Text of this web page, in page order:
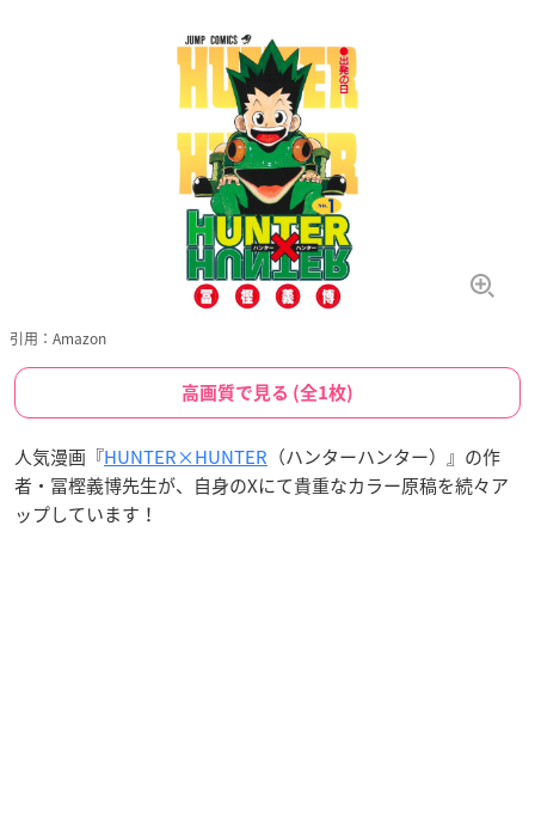
引用：Amazon
高画質で見る (全1枚)
人気漫画『HUNTER×HUNTER （ハンターハンター）』の作
者・冨樫義博先生が、自身のXにて貴重なカラー原稿を続々ア
ップしています！